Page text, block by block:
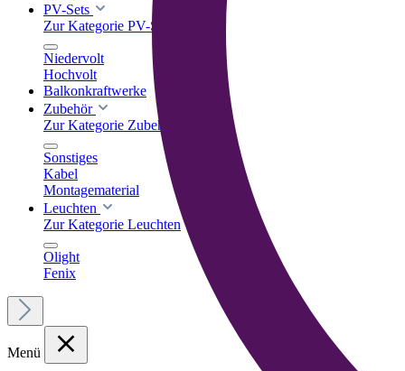
PV-Sets
Zur Kategorie PV-Sets
Niedervolt
Hochvolt
Balkonkraftwerke
Zubehör
Zur Kategorie Zubehör
Sonstiges
Kabel
Montagematerial
Leuchten
Zur Kategorie Leuchten
Olight
Fenix
Menü